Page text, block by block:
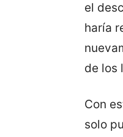
el
haría
de los
Con
solo